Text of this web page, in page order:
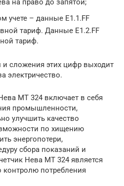
на право до запятой;
учете – данные Е1.1.FF
тариф. Данные E1.2.FF
тариф.
и сложения этих цифр выходит
электричество.
МТ 324 включает в себя
промышленности,
улучшить качество
по хищению
энергопотери,
сбора показаний и
Нева МТ 324 является
потребления